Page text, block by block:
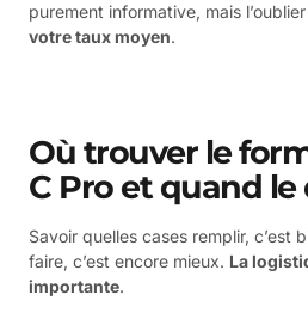
purement informative, mais l’oublier
votre taux moyen.
Où trouver le
C Pro et quand le
Savoir quelles cases remplir, c’est
faire, c’est encore mieux. La
importante.